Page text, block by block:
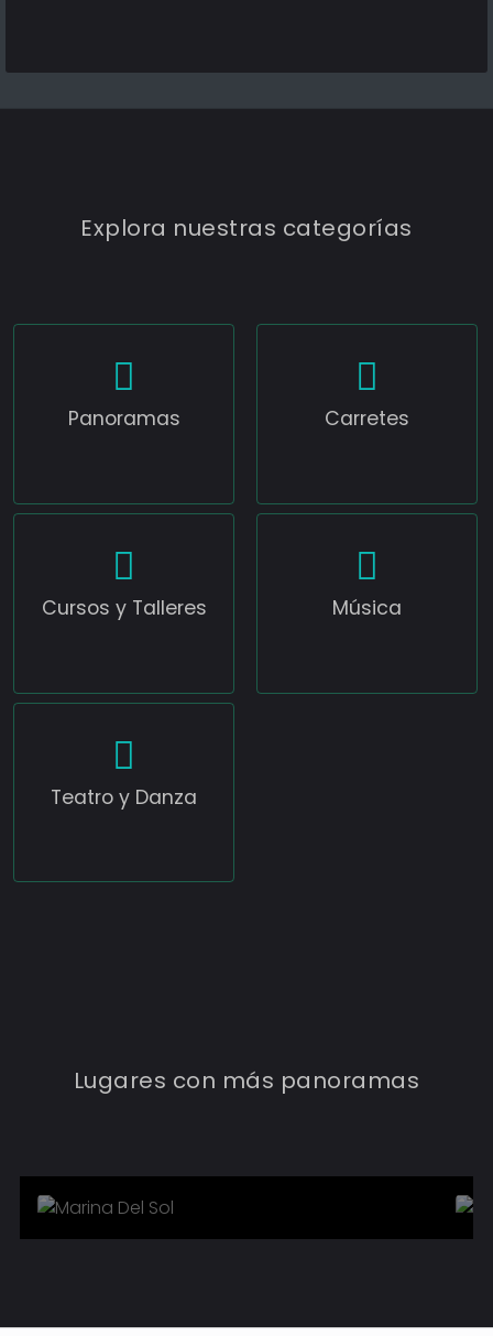
Explora nuestras categorías
Panoramas Carretes
Cursos y Talleres Música
Teatro y Danza
Lugares con más panoramas
8 Eventos